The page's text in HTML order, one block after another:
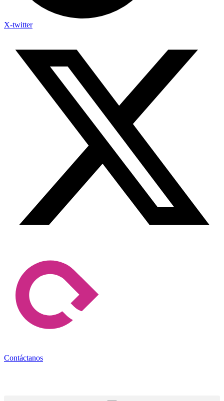
X-twitter
Contáctanos